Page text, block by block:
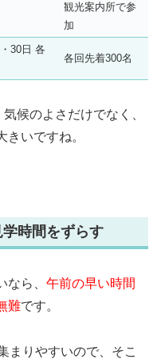
観光案内所で参
加
30日 各
各回先着300名
候のよさだけでなく、
いですね。
時間をずらす
ら、 午前の早い時間
難です。
まりやすいので、そこ